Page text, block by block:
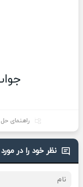
راهنمای
نظر خود را در